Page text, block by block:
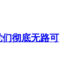
彻底无路可